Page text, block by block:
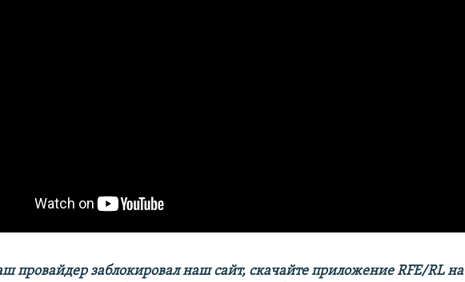
провайдер заблокировал наш сайт, скачайте приложение RFE/RL на